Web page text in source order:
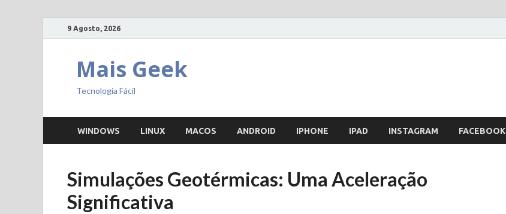
9 Agosto, 2026
Mais Geek
Tecnologia Fácil
WINDOWS LINUX MACOS ANDROID IPHONE IPAD INSTAGRAM FACEBOOK
Simulações Geotérmicas: Uma Aceleração
Significativa